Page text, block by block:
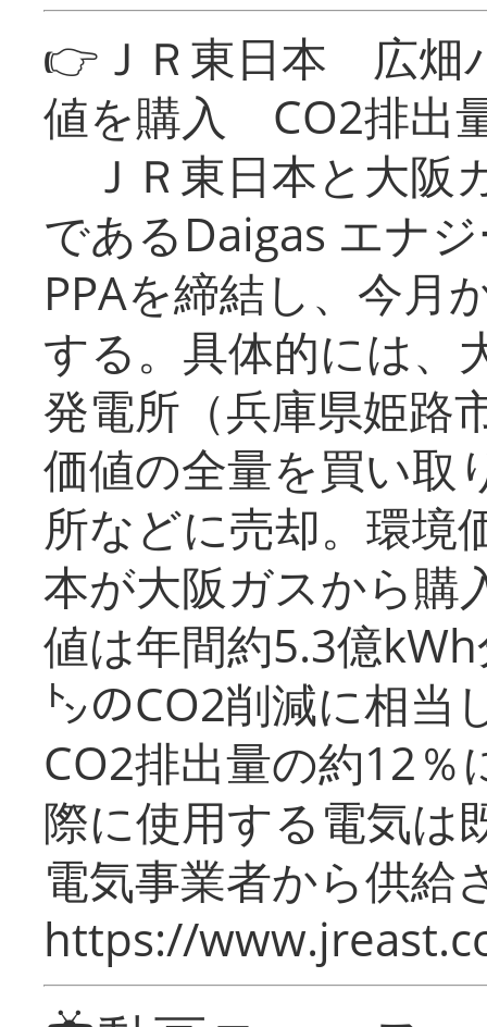
👉ＪＲ東日本 広畑
値を購入 CO2排出
ＪＲ東日本と大阪
であるDaigas エナ
PPAを締結し、今月
する。具体的には、
発電所（兵庫県姫路
価値の全量を買い取
所などに売却。環境
本が大阪ガスから購
値は年間約5.3億
㌧のCO2削減に相当
CO2排出量の約12％
際に使用する電気は
電気事業者から供給
https://